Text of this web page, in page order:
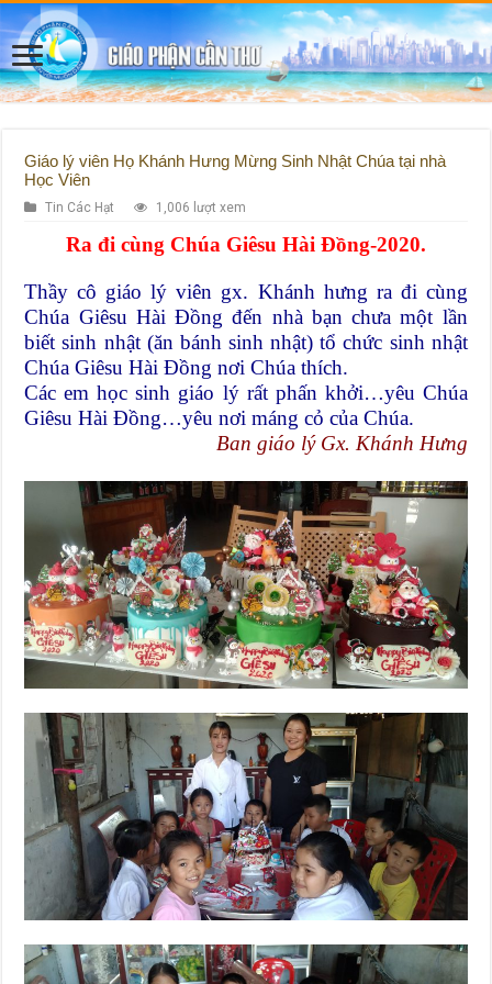
Giáo lý viên Họ Khánh Hưng Mừng Sinh Nhật Chúa tại nhà
Học Viên
Tin Các Hạt 1,006 lượt xem
Ra đi cùng Chúa Giêsu Hài Đồng-2020.
Thầy cô giáo lý viên gx. Khánh hưng ra đi cùng
Chúa Giêsu Hài Đồng đến nhà bạn chưa một lần
biết sinh nhật (ăn bánh sinh nhật) tổ chức sinh nhật
Chúa Giêsu Hài Đồng nơi Chúa thích.
Các em học sinh giáo lý rất phấn khởi…yêu Chúa
Giêsu Hài Đồng…yêu nơi máng cỏ của Chúa.
Ban giáo lý Gx. Khánh Hưng